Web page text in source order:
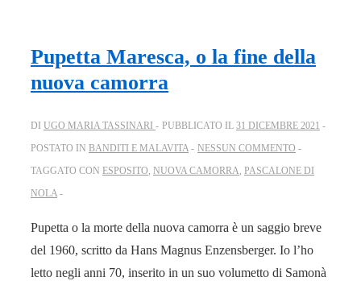
Pupetta Maresca, o la fine della
nuova camorra
DI UGO MARIA TASSINARI PUBBLICATO IL 31 DICEMBRE 2021
POSTATO IN BANDITI E MALAVITA
NESSUN COMMENTO
TAGGATO CON ESPOSITO NUOVA CAMORRA PASCALONE DI
NOLA
Pupetta o la morte della nuova camorra è un saggio breve
del 1960, scritto da Hans Magnus Enzensberger. Io l’ho
letto negli anni 70, inserito in un suo volumetto di Samonà